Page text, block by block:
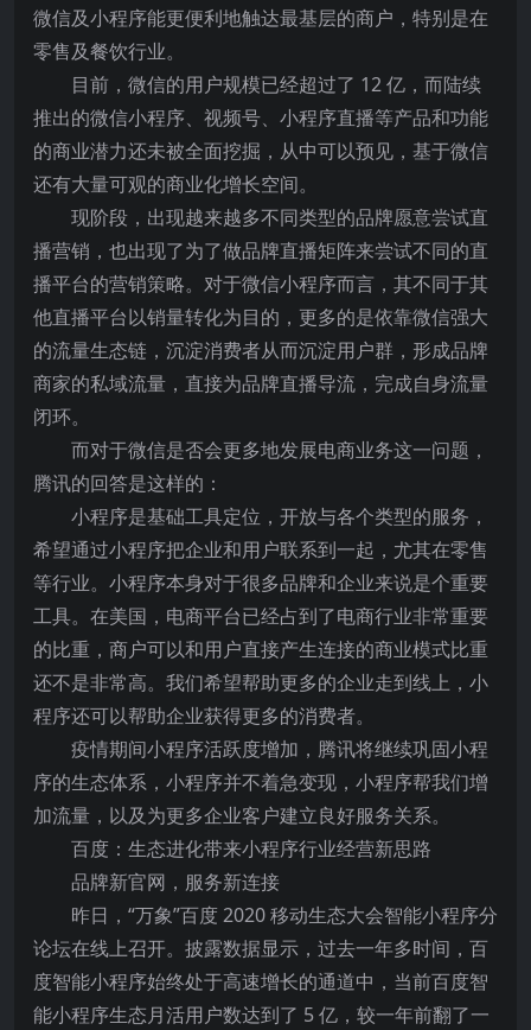
微信及小程序能更便利地触达最基层的商户，特别是在
零售及餐饮行业。
目前，微信的用户规模已经超过了 12 亿，而陆续
推出的微信小程序、视频号、小程序直播等产品和功能
的商业潜力还未被全面挖掘，从中可以预见，基于微信
还有大量可观的商业化增长空间。
现阶段，出现越来越多不同类型的品牌愿意尝试直
播营销，也出现了为了做品牌直播矩阵来尝试不同的直
播平台的营销策略。对于微信小程序而言，其不同于其
他直播平台以销量转化为目的，更多的是依靠微信强大
的流量生态链，沉淀消费者从而沉淀用户群，形成品牌
商家的私域流量，直接为品牌直播导流，完成自身流量
闭环。
而对于微信是否会更多地发展电商业务这一问题，
腾讯的回答是这样的：
小程序是基础工具定位，开放与各个类型的服务，
希望通过小程序把企业和用户联系到一起，尤其在零售
等行业。小程序本身对于很多品牌和企业来说是个重要
工具。在美国，电商平台已经占到了电商行业非常重要
的比重，商户可以和用户直接产生连接的商业模式比重
还不是非常高。我们希望帮助更多的企业走到线上，小
程序还可以帮助企业获得更多的消费者。
疫情期间小程序活跃度增加，腾讯将继续巩固小程
序的生态体系，小程序并不着急变现，小程序帮我们增
加流量，以及为更多企业客户建立良好服务关系。
百度：生态进化带来小程序行业经营新思路
品牌新官网，服务新连接
昨日，“万象”百度 2020 移动生态大会智能小程序分
论坛在线上召开。披露数据显示，过去一年多时间，百
度智能小程序始终处于高速增长的通道中，当前百度智
能小程序生态月活用户数达到了 5 亿，较一年前翻了一